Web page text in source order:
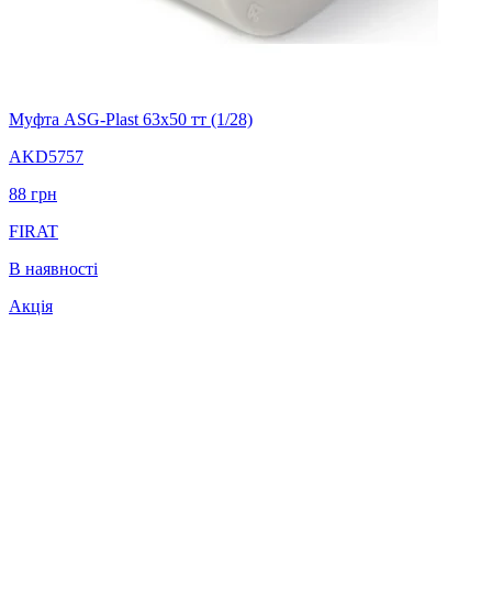
Муфта ASG-Plast 63х50 тт (1/28)
AKD5757
88 грн
FIRAT
В наявності
Акція